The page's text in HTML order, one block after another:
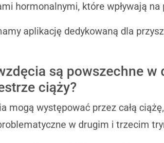
hormonalnymi, które wpływają
aplikację dedykowaną dla
są powszechne
ciąży?
mogą występować przez całą
w drugim i trzecim